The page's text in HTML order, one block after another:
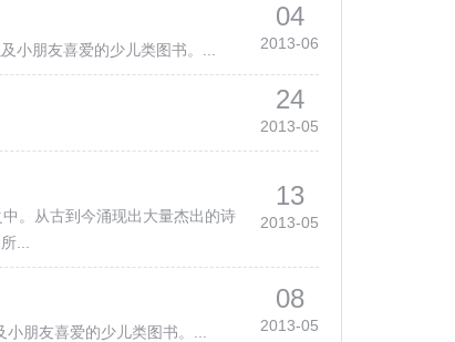
朋友喜爱的少儿类图书。...
04
2013-06
24
2013-05
。从古到今涌现出大量杰出的诗
...
13
2013-05
朋友喜爱的少儿类图书。...
08
2013-05